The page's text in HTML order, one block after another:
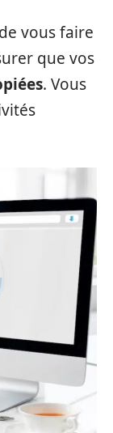
vous faire
que vos
. Vous